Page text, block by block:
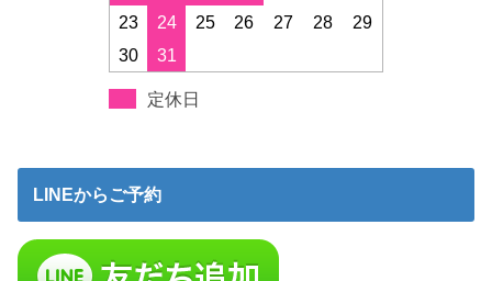
23
24 25 26 27 28
29
30
31
定休日
LINEからご予約